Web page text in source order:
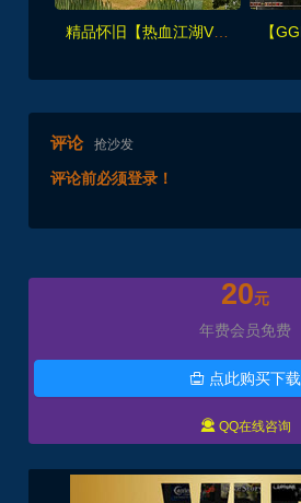
精品怀旧【热血江湖V2.0任务端】百宝阁无限元宝时装披风送+GM工具+支持多开+宝宝挂
评论 抢沙发
评论前必须登录！
20元
年费会员免费
 点此购买下载
 QQ在线咨询